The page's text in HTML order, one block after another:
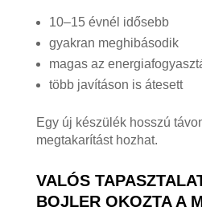
10–15 évnél idősebb
gyakran meghibásodik
magas az
több javításon is átesett
Egy új készülék hosszú
megtakarítást hozhat.
VALÓS
BOJLER OKOZTA A